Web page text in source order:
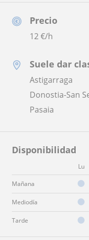
Precio
12€/h
Suele dar
Astigarraga
Donostia-San
Pasaia
Disponibilidad
Lu
Mañana
Mediodía
Tarde